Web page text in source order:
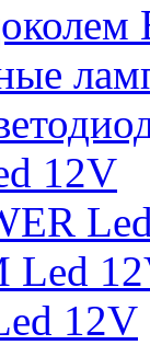
12V
Led
12V